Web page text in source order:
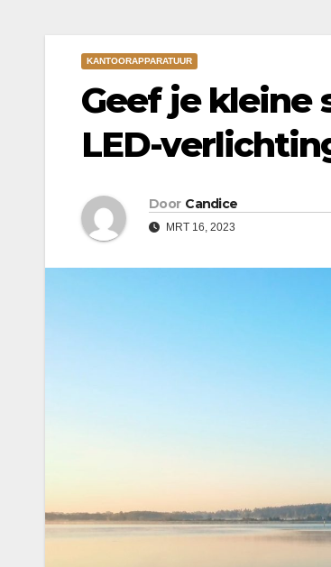
KANTOORAPPARATUUR
Geef je kleine
LED-
Door Candice
MRT 16, 2023